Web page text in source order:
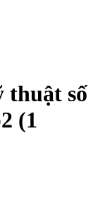
thuật số
(1